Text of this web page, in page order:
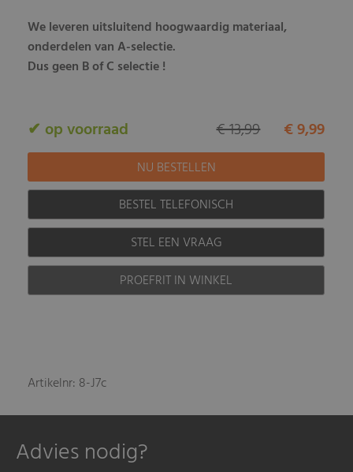
We leveren uitsluitend hoogwaardig materiaal,
onderdelen van A-selectie.
Dus geen B of C selectie !
✔ op voorraad € 9,99
€ 13,99
BESTEL TELEFONISCH
STEL EEN VRAAG
PROEFRIT IN WINKEL
Artikelnr: 8-J7c
Advies nodig?